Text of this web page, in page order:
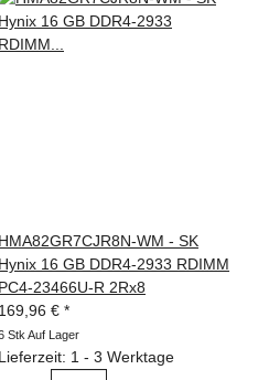
HMA82GR7CJR8N-WM - SK
Hynix 16 GB DDR4-2933 RDIMM
PC4-23466U-R 2Rx8
169,96 € *
Stk Auf Lager
Lieferzeit: 1 - 3 Werktage